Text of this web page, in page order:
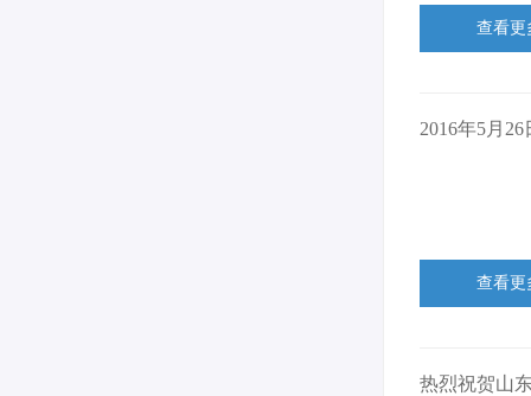
查看更
2016年5月
查看更
热烈祝贺山